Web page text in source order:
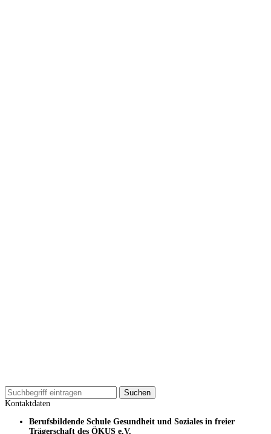
Kontaktdaten
Berufsbildende Schule Gesundheit und Soziales in freier
Trägerschaft des ÖKUS e.V.